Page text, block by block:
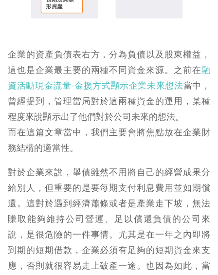
企業的資產負債表右方，分為負債以及股東權益，
這也是企業最主要的兩種不同資金來源。之前在融
資活動現金流量-金援方式顯示企業未來想法當中，
曾經提到，管理當局對於這兩種資金的運用，某種
程度來說顯示出了他們對於公司未來的想法。
而在這篇文章當中，我們主要會將焦點放在企業財
務結構的適當性。
對於企業來說，舉債雖然不用將自己的經營成果分
給別人，但重要的是要每期支付利息費用並如期償
還。這對於遇到經濟蕭條或者是產業走下坡，無法
賺取能夠維持公司營運、足以償還負債的公司來
說，是很危險的一件事情。尤其是在一年之內即將
到期的短期借款，企業必須有足夠的短期資金來支
應，否則就很容易走上破產一途。也因為如此，當